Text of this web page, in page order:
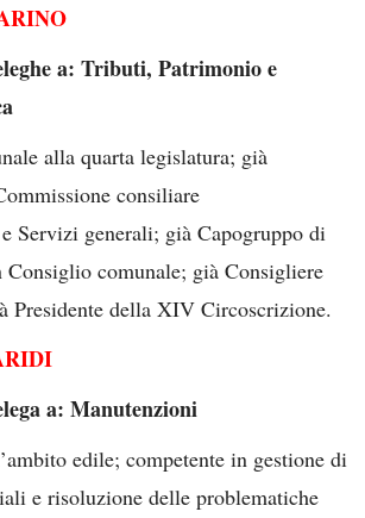
a: Tributi, Patrimonio e
alla quarta legislatura; già
consiliare
Servizi generali; già Capogruppo di
comunale; già Consigliere
Presidente della XIV Circoscrizione.
a: Manutenzioni
edile; competente in gestione di
e risoluzione delle problematiche